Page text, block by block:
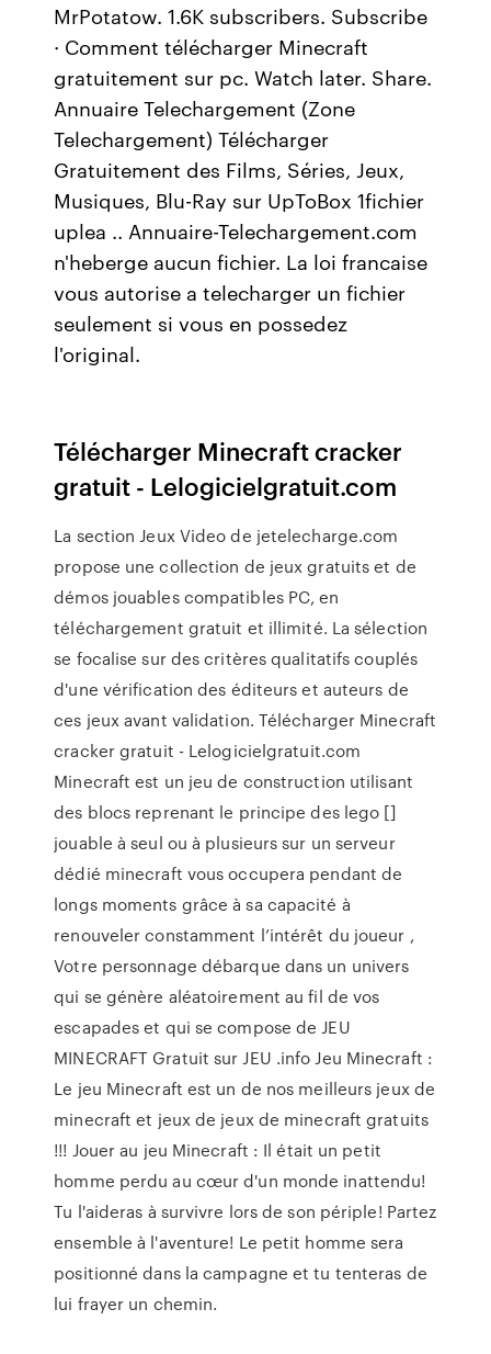
MrPotatow. 1.6K subscribers. Subscribe
· Comment télécharger Minecraft
gratuitement sur pc. Watch later. Share.
Annuaire Telechargement (Zone
Telechargement) Télécharger
Gratuitement des Films, Séries, Jeux,
Musiques, Blu-Ray sur UpToBox 1fichier
uplea .. Annuaire-Telechargement.com
n'heberge aucun fichier. La loi francaise
vous autorise a telecharger un fichier
seulement si vous en possedez
l'original.
Télécharger Minecraft cracker
gratuit - Lelogicielgratuit.com
La section Jeux Video de jetelecharge.com
propose une collection de jeux gratuits et de
démos jouables compatibles PC, en
téléchargement gratuit et illimité. La sélection
se focalise sur des critères qualitatifs couplés
d'une vérification des éditeurs et auteurs de
ces jeux avant validation. Télécharger Minecraft
cracker gratuit - Lelogicielgratuit.com
Minecraft est un jeu de construction utilisant
des blocs reprenant le principe des lego []
jouable à seul ou à plusieurs sur un serveur
dédié minecraft vous occupera pendant de
longs moments grâce à sa capacité à
renouveler constamment l’intérêt du joueur ,
Votre personnage débarque dans un univers
qui se génère aléatoirement au fil de vos
escapades et qui se compose de JEU
MINECRAFT Gratuit sur JEU .info Jeu Minecraft :
Le jeu Minecraft est un de nos meilleurs jeux de
minecraft et jeux de jeux de minecraft gratuits
!!! Jouer au jeu Minecraft : Il était un petit
homme perdu au cœur d'un monde inattendu!
Tu l'aideras à survivre lors de son périple! Partez
ensemble à l'aventure! Le petit homme sera
positionné dans la campagne et tu tenteras de
lui frayer un chemin.